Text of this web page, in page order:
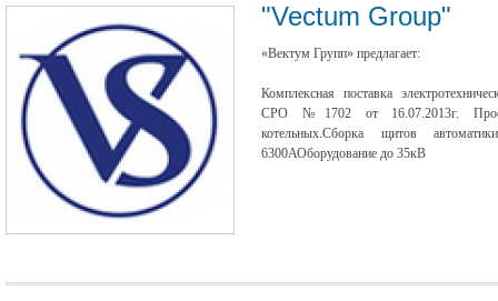
"Vectum Group"
«Вектум Групп» предлагает:
Комплексная поставка
СРО №1702 от 16.07.2013г.
котельных.Сборка щитов
6300АОборудование до 35кВ